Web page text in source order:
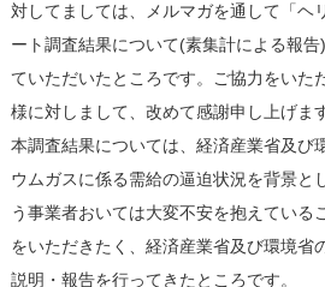
対してましては、メルマガを通して「ヘ
ート調査結果について(素集計による報
ていただいたところです。ご協力をいた
様に対しまして、改めて感謝申し上げます
本調査結果については、経済産業省及び
ウムガスに係る需給の逼迫状況を背景と
う事業者おいては大変不安を抱えている
をいただきたく、経済産業省及び環境省
説明・報告を行ってきたところです。